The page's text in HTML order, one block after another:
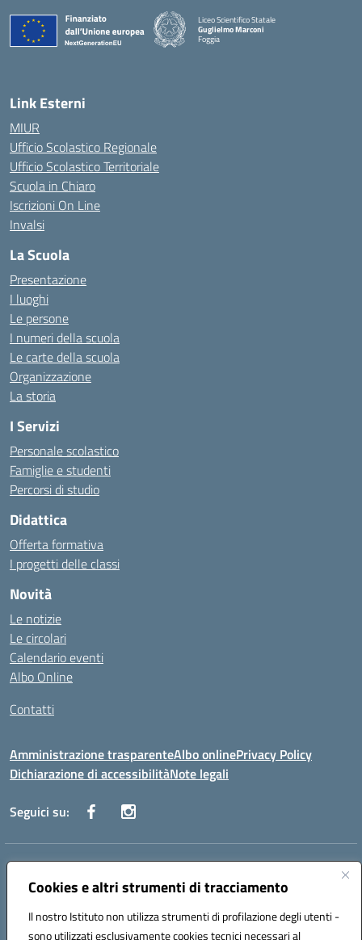
Cookies e altri strumenti di tracciamento
Il nostro Istituto non utilizza strumenti di profilazione degli utenti -
sono utilizzati esclusivamente cookies tecnici necessari al
Liceo Scientifico Statale
Guglielmo Marconi
Foggia
— Visita la pagina iniziale della scuola
Link Esterni
MIUR
Ufficio Scolastico Regionale
Ufficio Scolastico Territoriale
Scuola in Chiaro
Iscrizioni On Line
Invalsi
La Scuola
Presentazione
I luoghi
Le persone
I numeri della scuola
Le carte della scuola
Organizzazione
La storia
I Servizi
Personale scolastico
Famiglie e studenti
Percorsi di studio
Didattica
Offerta formativa
I progetti delle classi
Novità
Le notizie
Le circolari
Calendario eventi
Albo Online
Contatti
Amministrazione trasparenteAlbo onlinePrivacy Policy
Dichiarazione di accessibilitàNote legali
Seguici su:
Indirizzo:
Centralino:0881636571 Email:fgps040004@istruzione.it
Codice fiscale: 80031370713